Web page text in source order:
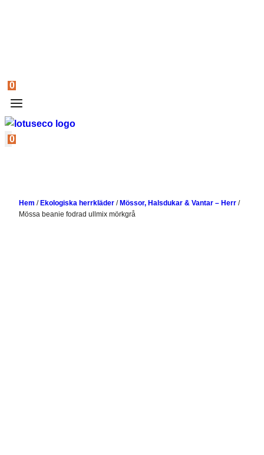
0
0
Hem / Ekologiska herrkläder / Mössor, Halsdukar & Vantar – Herr /
Mössa beanie fodrad ullmix mörkgrå